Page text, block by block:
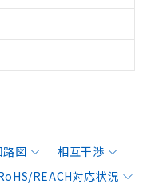
路図
相互干渉
REACH対応状況